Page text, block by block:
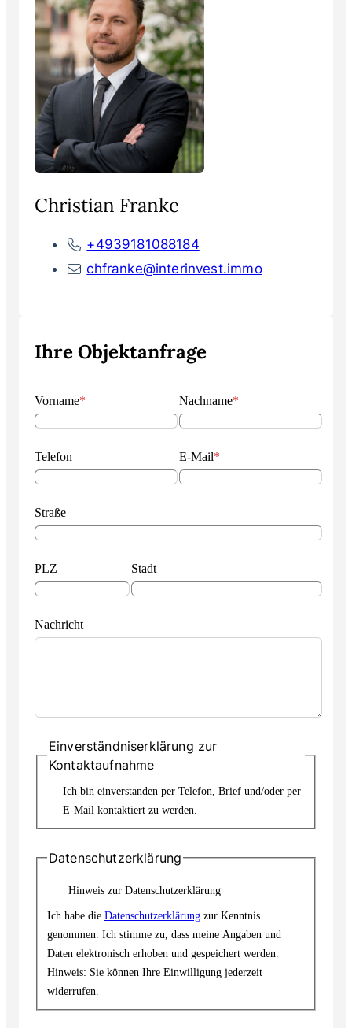
Christian Franke
+4939181088184
chfranke@interinvest.immo
Ihre Objektanfrage
Vorname* Nachname*
Telefon E-Mail*
Straße
PLZ Stadt
Nachricht
Einverständniserklärung zur
Kontaktaufnahme
Ich bin einverstanden per Telefon, Brief und/oder per
E-Mail kontaktiert zu werden.
Datenschutzerklärung
Hinweis zur Datenschutzerklärung
Ich habe die Datenschutzerklärung zur Kenntnis
genommen. Ich stimme zu, dass meine Angaben und
Daten elektronisch erhoben und gespeichert werden.
Hinweis: Sie können Ihre Einwilligung jederzeit
widerrufen.